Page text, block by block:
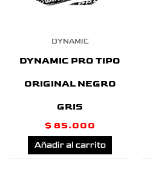
DYNAMIC
DYNAMIC PRO TIPO
ORIGINAL NEGRO
GRIS
$ 85.000
Añadir al carrito